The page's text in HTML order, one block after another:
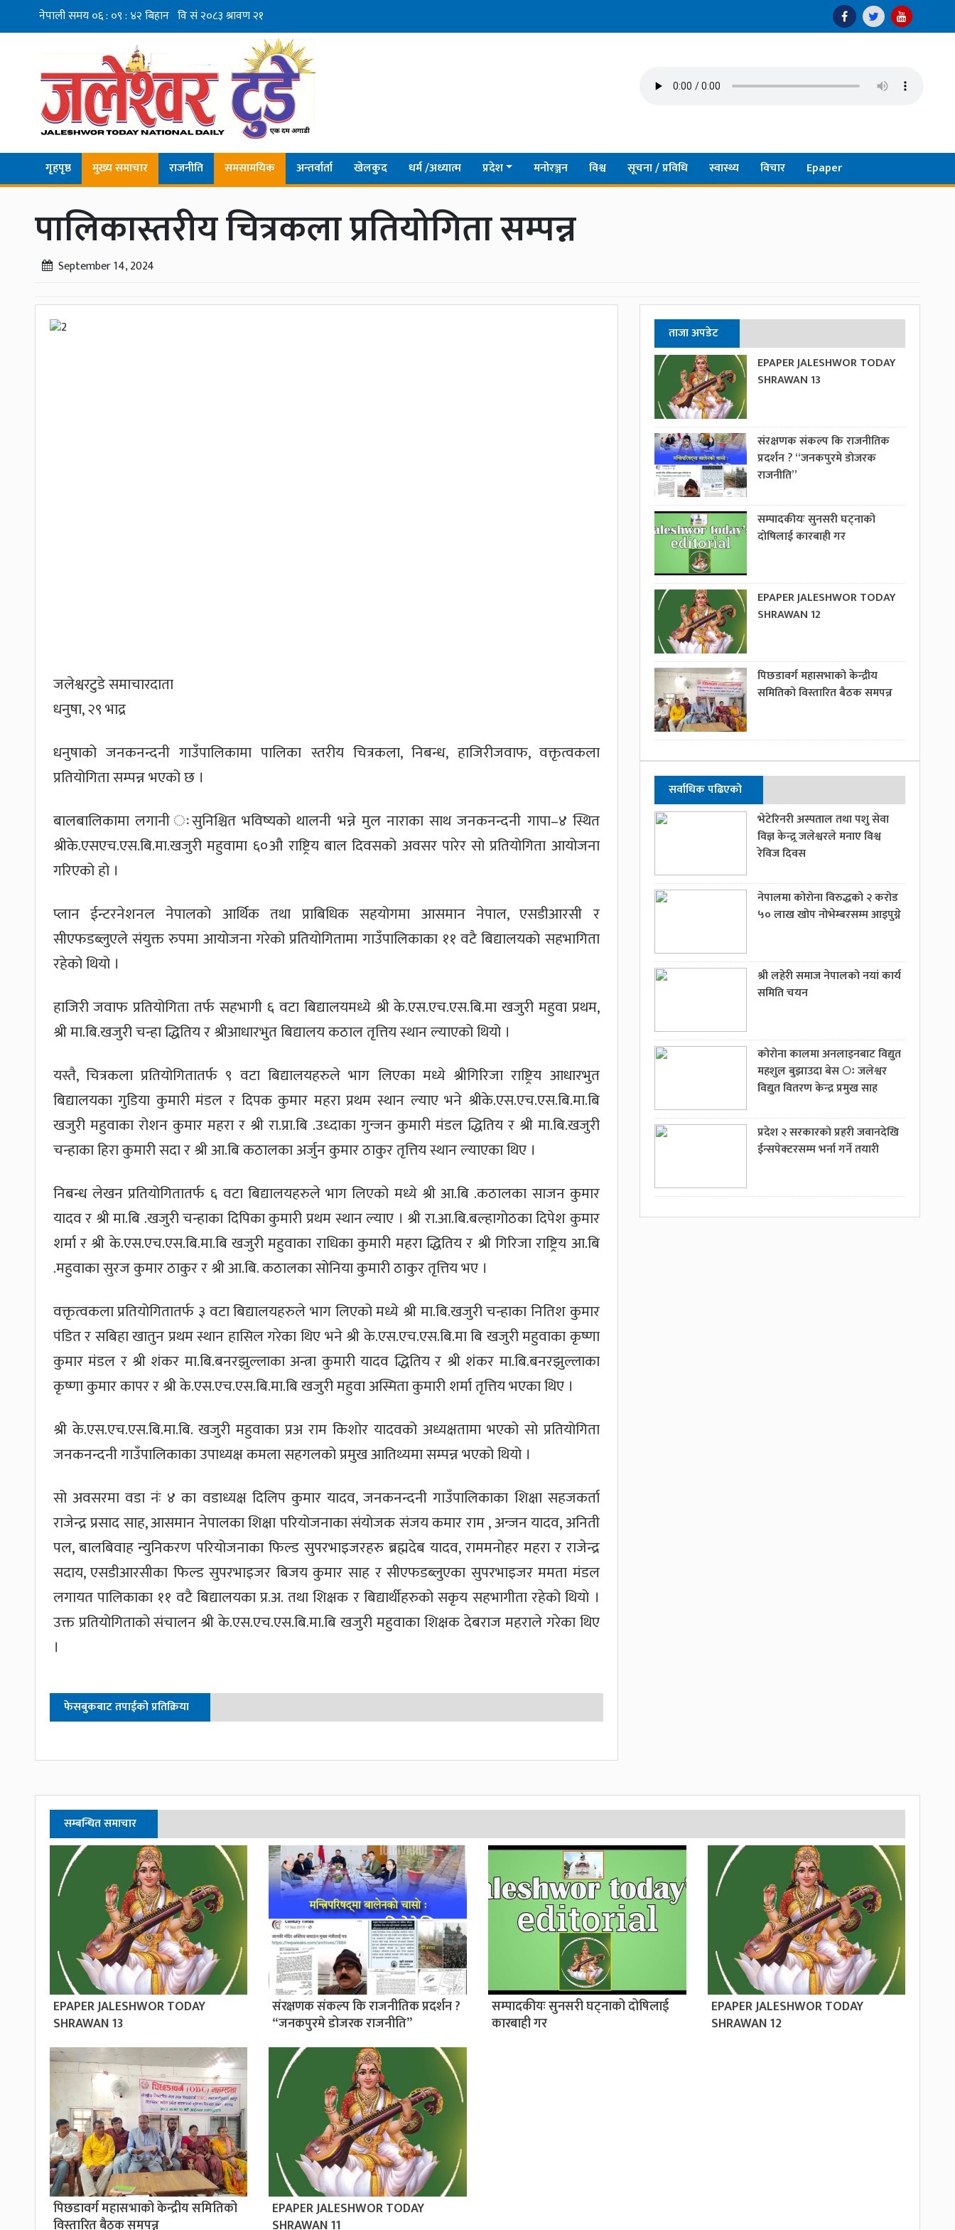
गृहपृष्ठ मुख्य समाचार राजनीति समसामयिक अन्तर्वार्ता खेलकुद धर्म /अध्यात्म प्रदेश मनोरञ्जन विश्व सूचना / प्रविधि स्वास्थ्य विचार Epaper
पालिकास्तरीय चित्रकला प्रतियोगिता सम्पन्न
September 14, 2024
जलेश्वरटुडे समाचारदाता
धनुषा, २९ भाद्र
धनुषाको जनकनन्दनी गाउँपालिकामा पालिका स्तरीय चित्रकला, निबन्ध, हाजिरीजवाफ, वक्तृत्वकला
प्रतियोगिता सम्पन्न भएको छ ।
बालबालिकामा लगानी ःसुनिश्चित भविष्यको थालनी भन्ने मुल नाराका साथ जनकनन्दनी गापा–४ स्थित
श्रीके.एसएच.एस.बि.मा.खजुरी महुवामा ६०औ राष्ट्रिय बाल दिवसको अवसर पारेर सो प्रतियोगिता आयोजना
गरिएको हो ।
प्लान ईन्टरनेशनल नेपालको आर्थिक तथा प्राबिधिक सहयोगमा आसमान नेपाल, एसडीआरसी र
सीएफडब्लुएले संयुक्त रुपमा आयोजना गरेको प्रतियोगितामा गाउँपालिकाका ११ वटै बिद्यालयको सहभागिता
रहेको थियो ।
हाजिरी जवाफ प्रतियोगिता तर्फ सहभागी ६ वटा बिद्यालयमध्ये श्री के.एस.एच.एस.बि.मा खजुरी महुवा प्रथम,
श्री मा.बि.खजुरी चन्हा द्धितिय र श्रीआधारभुत बिद्यालय कठाल तृत्तिय स्थान ल्याएको थियो ।
यस्तै, चित्रकला प्रतियोगितातर्फ ९ वटा बिद्यालयहरुले भाग लिएका मध्ये श्रीगिरिजा राष्ट्रिय आधारभुत
बिद्यालयका गुडिया कुमारी मंडल र दिपक कुमार महरा प्रथम स्थान ल्याए भने श्रीके.एस.एच.एस.बि.मा.बि
खजुरी महुवाका रोशन कुमार महरा र श्री रा.प्रा.बि .उध्दाका गुन्जन कुमारी मंडल द्धितिय र श्री मा.बि.खजुरी
चन्हाका हिरा कुमारी सदा र श्री आ.बि कठालका अर्जुन कुमार ठाकुर तृत्तिय स्थान ल्याएका थिए ।
निबन्ध लेखन प्रतियोगितातर्फ ६ वटा बिद्यालयहरुले भाग लिएको मध्ये श्री आ.बि .कठालका साजन कुमार
यादव र श्री मा.बि .खजुरी चन्हाका दिपिका कुमारी प्रथम स्थान ल्याए । श्री रा.आ.बि.बल्हागोठका दिपेश कुमार
शर्मा र श्री के.एस.एच.एस.बि.मा.बि खजुरी महुवाका राधिका कुमारी महरा द्धितिय र श्री गिरिजा राष्ट्रिय आ.बि
.महुवाका सुरज कुमार ठाकुर र श्री आ.बि. कठालका सोनिया कुमारी ठाकुर तृत्तिय भए ।
वक्तृत्वकला प्रतियोगितातर्फ ३ वटा बिद्यालयहरुले भाग लिएको मध्ये श्री मा.बि.खजुरी चन्हाका नितिश कुमार
पंडित र सबिहा खातुन प्रथम स्थान हासिल गरेका थिए भने श्री के.एस.एच.एस.बि.मा बि खजुरी महुवाका कृष्णा
कुमार मंडल र श्री शंकर मा.बि.बनरझुल्लाका अन्त्रा कुमारी यादव द्धितिय र श्री शंकर मा.बि.बनरझुल्लाका
कृष्णा कुमार कापर र श्री के.एस.एच.एस.बि.मा.बि खजुरी महुवा अस्मिता कुमारी शर्मा तृत्तिय भएका थिए ।
श्री के.एस.एच.एस.बि.मा.बि. खजुरी महुवाका प्रअ राम किशोर यादवको अध्यक्षतामा भएको सो प्रतियोगिता
जनकनन्दनी गाउँपालिकाका उपाध्यक्ष कमला सहगलको प्रमुख आतिथ्यमा सम्पन्न भएको थियो ।
सो अवसरमा वडा नंः ४ का वडाध्यक्ष दिलिप कुमार यादव, जनकनन्दनी गाउँपालिकाका शिक्षा सहजकर्ता
राजेन्द्र प्रसाद साह, आसमान नेपालका शिक्षा परियोजनाका संयोजक संजय कमार राम , अन्जन यादव, अनिती
पल, बालबिवाह न्युनिकरण परियोजनाका फिल्ड सुपरभाइजरहरु ब्रह्मदेब यादव, राममनोहर महरा र राजेन्द्र
सदाय, एसडीआरसीका फिल्ड सुपरभाइजर बिजय कुमार साह र सीएफडब्लुएका सुपरभाइजर ममता मंडल
लगायत पालिकाका ११ वटै बिद्यालयका प्र.अ. तथा शिक्षक र बिद्यार्थीहरुको सकृय सहभागीता रहेको थियो ।
उक्त प्रतियोगिताको संचालन श्री के.एस.एच.एस.बि.मा.बि खजुरी महुवाका शिक्षक देबराज महराले गरेका थिए
।
फेसबुकबाट तपाईको प्रतिक्रिया
ताजा अपडेट
EPAPER JALESHWOR TODAY
SHRAWAN 13
संरक्षणक संकल्प कि राजनीतिक
प्रदर्शन ? “जनकपुरमे डोजरक
राजनीति”
सम्पादकीयः सुनसरी घट्नाको
दोषिलाई कारबाही गर
EPAPER JALESHWOR TODAY
SHRAWAN 12
पिछडावर्ग महासभाको केन्द्रीय
समितिको विस्तारित बैठक समपन्न
सर्वाधिक पढिएको
भेटेरिनरी अस्पताल तथा पशु सेवा
विज्ञ केन्द्र्र जलेश्वरले मनाए विश्व
रेविज दिवस
नेपालमा कोरोना विरुद्धको २ करोड
५० लाख खोप नोभेम्बरसम्म आइपुग्ने
श्री लहेरी समाज नेपालको नयां कार्य
समिति चयन
कोरोना कालमा अनलाइनबाट विद्युत
महशुल बुझाउदा बेस ः जलेश्वर
विद्युत वितरण केन्द्र प्रमुख साह
प्रदेश २ सरकारको प्रहरी जवानदेखि
ईन्सपेक्टरसम्म भर्ना गर्ने तयारी
सम्बन्धित समाचार
EPAPER JALESHWOR TODAY
SHRAWAN 13
संरक्षणक संकल्प कि राजनीतिक प्रदर्शन ?
“जनकपुरमे डोजरक राजनीति”
सम्पादकीयः सुनसरी घट्नाको दोषिलाई
कारबाही गर
EPAPER JALESHWOR TODAY
SHRAWAN 12
पिछडावर्ग महासभाको केन्द्रीय समितिको
विस्तारित बैठक समपन्न
EPAPER JALESHWOR TODAY
SHRAWAN 11